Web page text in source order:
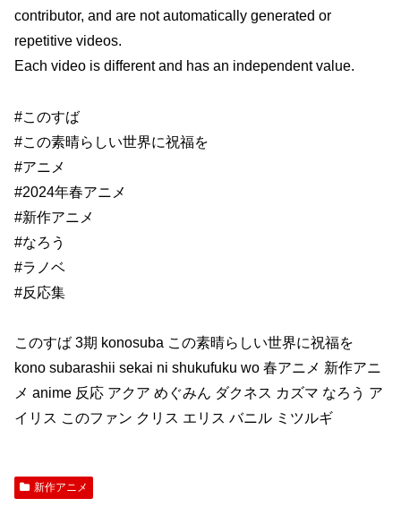
contributor, and are not automatically generated or
repetitive videos.
Each video is different and has an independent value.
#このすば
#この素晴らしい世界に祝福を
#アニメ
#2024年春アニメ
#新作アニメ
#なろう
#ラノベ
#反応集
このすば 3期 konosuba この素晴らしい世界に祝福を
kono subarashii sekai ni shukufuku wo 春アニメ 新作アニ
メ anime 反応 アクア めぐみん ダクネス カズマ なろう ア
イリス このファン クリス エリス バニル ミツルギ
新作アニメ